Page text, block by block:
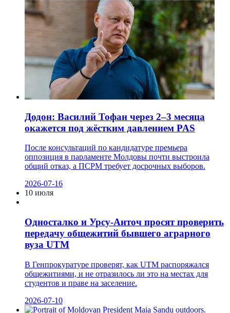
Додон: Василий Тофан через 2–3 месяца
окажется под жёстким давлением PAS
После консультаций по кандидатуре премьера
оппозиция в парламенте Молдовы почти выстроила
общий отказ, а ПСРМ требует досрочных выборов.
2026-07-16
10 июля
Односталко и Урсу-Анточ просят проверить
передачу общежитий бывшего аграрного
вуза UTM
В Генпрокуратуре проверят, как UTM распоряжался
общежитиями, и не отразилось ли это на местах для
студентов и праве на заселение.
2026-07-10